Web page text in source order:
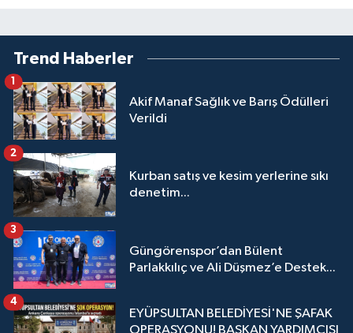
Trend Haberler
Akif Manaf Sağlık ve Barış Ödülleri
Verildi
1
Kurban satış ve kesim yerlerine sıkı
denetim...
2
Güngörenspor’dan Bülent
Parlakkılıç ve Ali Düşmez’e Destek...
3
EYÜPSULTAN BELEDİYESİ'NE ŞAFAK
OPERASYONU! BAŞKAN YARDIMCISI
4